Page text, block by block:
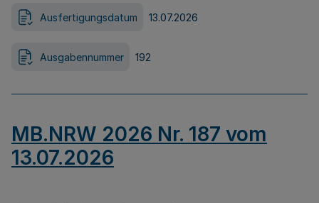
Ausfertigungsdatum 13.07.2026
Ausgabennummer 192
MB.NRW 2026 Nr. 187 vom
13.07.2026